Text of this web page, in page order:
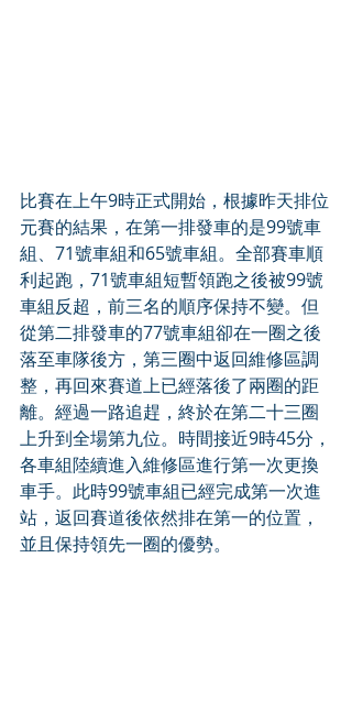
比賽在上午9時正式開始，根據昨天排位
元賽的結果，在第一排發車的是99號車
組、71號車組和65號車組。全部賽車順
利起跑，71號車組短暫領跑之後被99號
車組反超，前三名的順序保持不變。但
從第二排發車的77號車組卻在一圈之後
落至車隊後方，第三圈中返回維修區調
整，再回來賽道上已經落後了兩圈的距
離。經過一路追趕，終於在第二十三圈
上升到全場第九位。時間接近9時45分，
各車組陸續進入維修區進行第一次更換
車手。此時99號車組已經完成第一次進
站，返回賽道後依然排在第一的位置，
並且保持領先一圈的優勢。